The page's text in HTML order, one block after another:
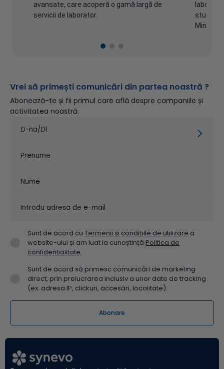
avansate, care acoperă o gamă largă de
servicii de laborator.
studiilor
Min. de
Vrei să primești comunicări din partea noastră ?
Abonează-te și fii primul care află despre campaniile și
activitatea noastră.
Sunt de acord cu Termenii și condițiile de utilizare a
website-ului și am luat la cunoștință Politica de
confidentialitate.
Sunt de acord să primesc comunicări de marketing
direct, prin prelucrarea inclusiv a unor date de tracking
(ex. adresa IP, clickuri, accesări, localitate).